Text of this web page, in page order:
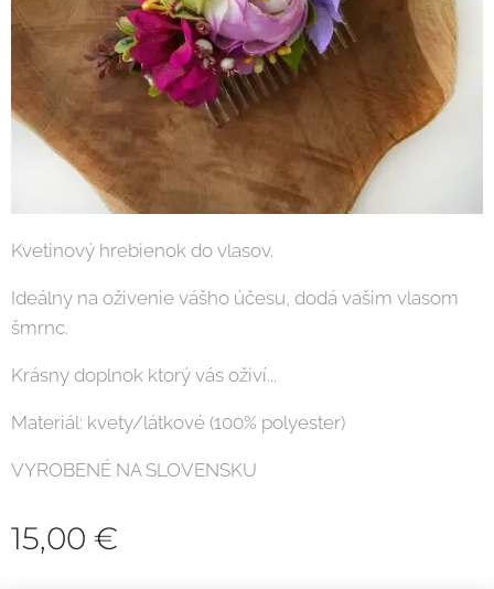
Kvetinový hrebienok do vlasov.
Ideálny na oživenie vášho účesu, dodá vašim vlasom
šmrnc.
Krásny doplnok ktorý vás oživí...
Materiál: kvety/látkové (100% polyester)
VYROBENÉ NA SLOVENSKU
15,00 €